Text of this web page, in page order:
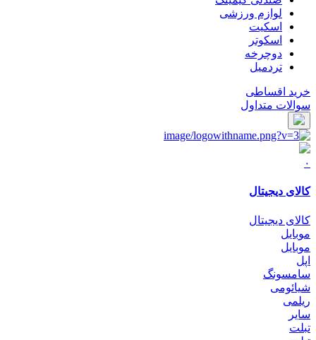
لوازم ورزشی
اسکیت
اسکوتر
دوچرخه
تردمیل
خرید اقساطی
سوالات متداول
۰
کالای دیجیتال
کالای دیجیتال
موبایل
موبایل
اپل
سامسونگ
شیائومی
ریلمی
سایر
تبلت